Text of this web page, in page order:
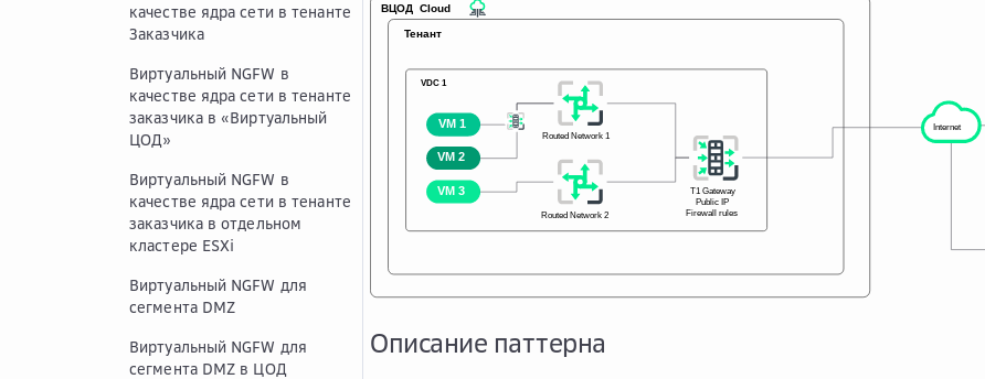
качестве ядра сети в тенанте
Заказчика
Виртуальный NGFW в
качестве ядра сети в тенанте
заказчика в «Виртуальный
ЦОД»
Виртуальный NGFW в
качестве ядра сети в тенанте
заказчика в отдельном
кластере ESXi
Виртуальный NGFW для
сегмента DMZ
Виртуальный NGFW для
сегмента DMZ в ЦОД
Описание паттерна